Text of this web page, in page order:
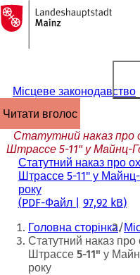
Перейти до змісту
На
головну
сторінку
Місцеве законодавство
читати вголос
Статутний наказ про
Штрассе 5-11" у Майнц-
Статутний наказ про
Штрассе 5-11" у Майнц-
року
PDF-Файл 97,92 kB
Ти
тут:
Головна сторінка
Статутний наказ
Штрассе 5-11" у
року